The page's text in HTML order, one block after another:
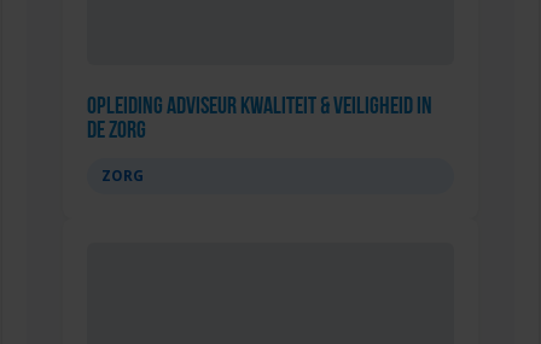
Opleiding Adviseur Kwaliteit & Veiligheid in
de zorg
ZORG